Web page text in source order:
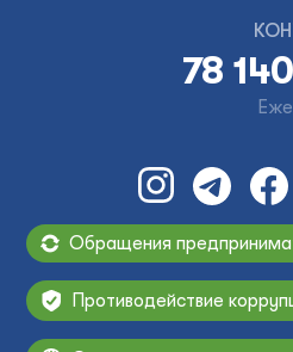
78
Обращения
Противодействие